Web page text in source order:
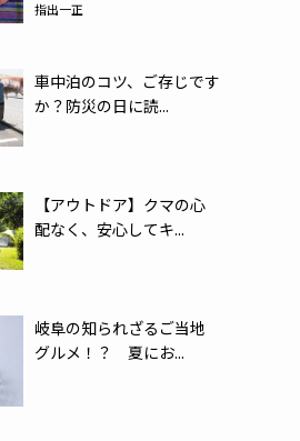
指出一正
車中泊のコツ、ご存じです
か？防災の日に読...
【アウトドア】クマの心
配なく、安心してキ...
岐阜の知られざるご当地
グルメ！？ 夏にお...